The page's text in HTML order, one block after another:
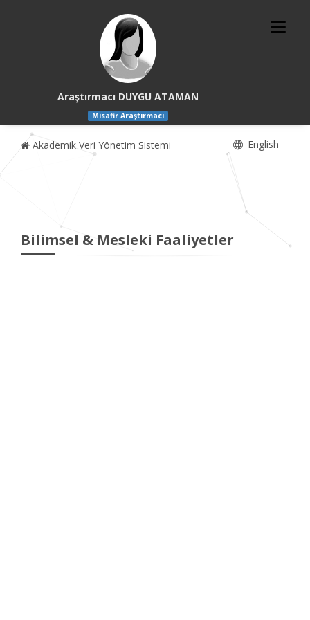
Araştırmacı DUYGU ATAMAN
Misafir Araştırmacı
Akademik Veri Yönetim Sistemi English
Bilimsel & Mesleki Faaliyetler